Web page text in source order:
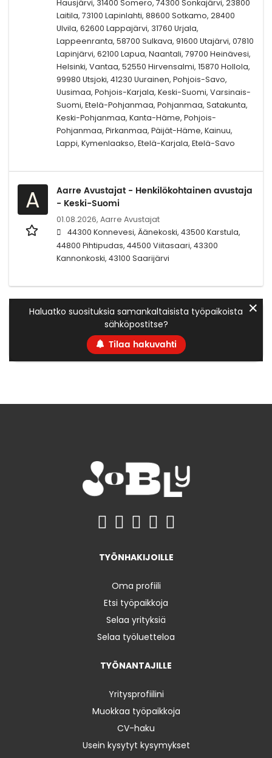
Hausjärvi, 31400 Somero, 74300 Sonkajärvi, 23800
Laitila, 73100 Lapinlahti, 88600 Sotkamo, 28400
Ulvila, 62600 Lappajärvi, 31760 Urjala,
Lappeenranta, 58700 Sulkava, 91600 Utajärvi, 07810
Lapinjärvi, 62100 Lapua, Naantali, 79700 Heinävesi,
Helsinki, Vantaa, 52550 Hirvensalmi, 15870 Hollola,
99980 Utsjoki, 41230 Uurainen, Pohjois-Savo,
Uusimaa, Pohjois-Karjala, Keski-Suomi, Varsinais-
Suomi, Etelä-Pohjanmaa, Pohjanmaa, Satakunta,
Keski-Pohjanmaa, Kanta-Häme, Pohjois-
Pohjanmaa, Pirkanmaa, Päijät-Häme, Kainuu,
Lappi, Kymenlaakso, Etelä-Karjala, Etelä-Savo
A
Aarre Avustajat - Henkilökohtainen avustaja
- Keski-Suomi
01.08.2026, Aarre Avustajat
44300 Konnevesi, Äänekoski, 43500 Karstula,
44800 Pihtipudas, 44500 Viitasaari, 43300
Kannonkoski, 43100 Saarijärvi
Haluatko suosituksia samankaltaisista työpaikoista
sähköpostitse?
Tilaa hakuvahti
✕
TYÖNHAKIJOILLE
Oma profiili
Etsi työpaikkoja
Selaa yrityksiä
Selaa työluetteloa
TYÖNANTAJILLE
Yritysprofiilini
Muokkaa työpaikkoja
CV-haku
Usein kysytyt kysymykset